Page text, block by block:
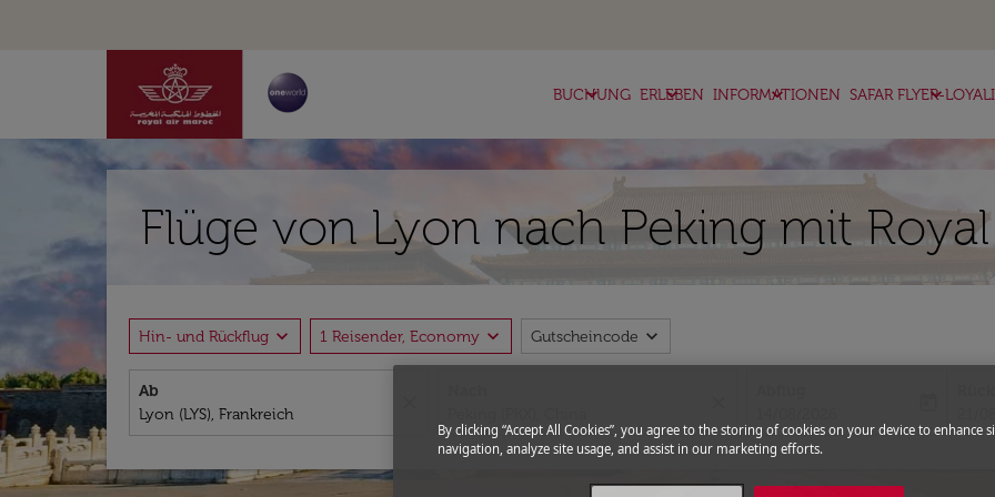
BUCHUNG
keyboard_arrow_down ERLEBEN
keyboard_arrow_down INFORMATIONEN
keyboard_arrow_down SAFAR FLYER-
keyboard_arrow_down
Flüge von Lyon nach Peking mit
Hin- und Rückflug expand_more 1 Reisender, Economy expand_more Gutscheincode expand_more
Ab
fc-
By clicking “Accept All Cookies”, you agree to the storing of cookies on your device to enhance
navigation, analyze site usage, and assist in our marketing efforts.